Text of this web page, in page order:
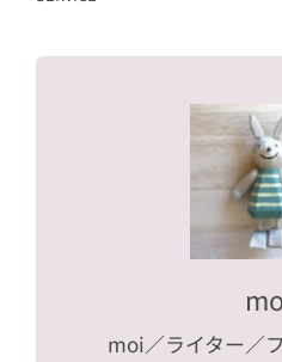
moi／ライター／